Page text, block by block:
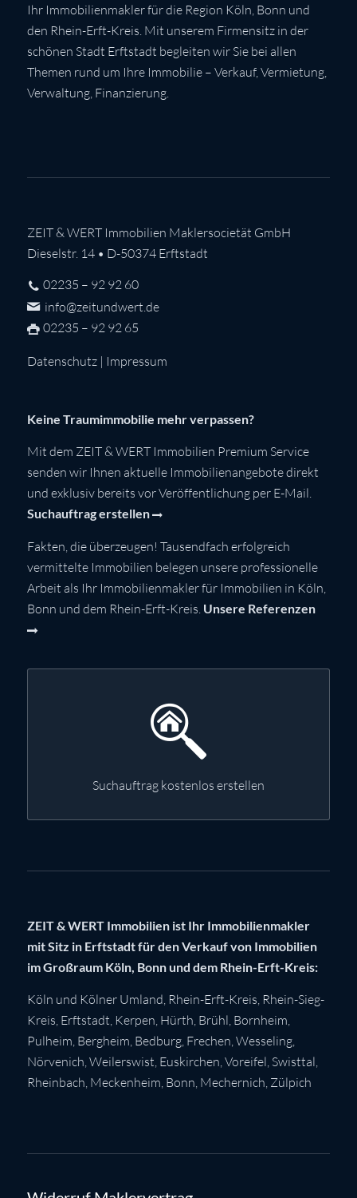
Ihr Immobilienmakler für die Region Köln, Bonn und
den Rhein-Erft-Kreis. Mit unserem Firmensitz in der
schönen Stadt Erftstadt begleiten wir Sie bei allen
Themen rund um Ihre Immobilie – Verkauf, Vermietung,
Verwaltung, Finanzierung.
ZEIT & WERT Immobilien Maklersocietät GmbH
Dieselstr. 14 • D-50374 Erftstadt
02235 – 92 92 60
info@zeitundwert.de
02235 – 92 92 65
Datenschutz| Impressum
Keine Traumimmobilie mehr verpassen?
Mit dem ZEIT & WERT Immobilien Premium Service
senden wir Ihnen aktuelle Immobilienangebote direkt
und exklusiv bereits vor Veröffentlichung per E-Mail.
Suchauftrag erstellen
Fakten, die überzeugen! Tausendfach erfolgreich
vermittelte Immobilien belegen unsere professionelle
Arbeit als Ihr Immobilienmakler für Immobilien in Köln,
Bonn und dem Rhein-Erft-Kreis. Unsere Referenzen
Suchauftrag kostenlos erstellen
ZEIT & WERT Immobilien ist Ihr Immobilienmakler
mit Sitz in Erftstadt für den Verkauf von Immobilien
im Großraum Köln, Bonn und dem Rhein-Erft-Kreis:
Köln und Kölner Umland, Rhein-Erft-Kreis Rhein-Sieg-
Kreis Erftstadt Kerpen Hürth Brühl Bornheim
Pulheim Bergheim Bedburg, Frechen Wesseling,
Nörvenich Weilerswist Euskirchen , Voreifel, Swisttal
Rheinbach Meckenheim Bonn Mechernich Zülpich